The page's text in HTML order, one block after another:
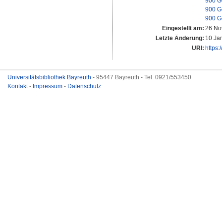
900
900
Eingestellt am: 26
Letzte Änderung: 10
URI:
Universitätsbibliothek Bayreuth - 95447 Bayreuth - Tel. 0921/553450
Kontakt- Impressum - Datenschutz